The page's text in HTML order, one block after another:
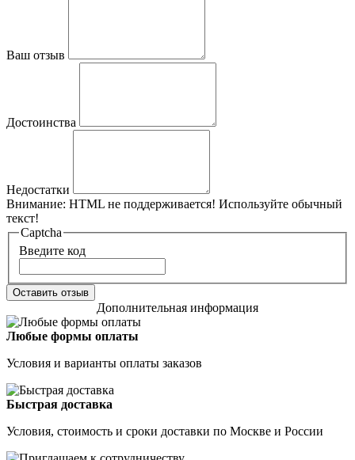
Ваш отзыв
Достоинства
Недостатки
Внимание: HTML не поддерживается! Используйте обычный
текст!
Captcha
Введите код
Оставить отзыв
Дополнительная информация
Любые формы оплаты
Условия и варианты оплаты заказов
Быстрая доставка
Условия, стоимость и сроки доставки по Москве и России